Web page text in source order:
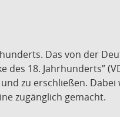
Das von der
18. Jahrhunderts”
zu erschließen. Dabei
zugänglich gemacht.